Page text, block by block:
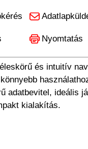
Nyomtatás
és intuitív
adatbevitel, ideális
kialakítás.